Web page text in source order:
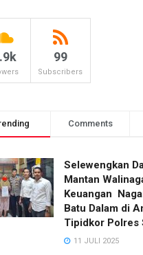
99
Subscribers
Comments
Selewengkan
Mantan
Keuangan
Batu Dalam di
Tipidkor Polres
11 JULI 2025